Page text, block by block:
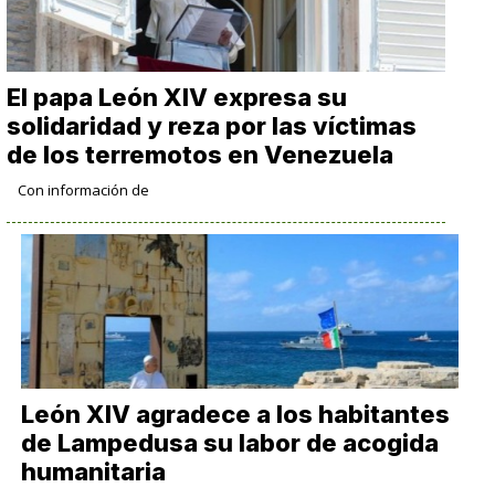
​​El papa León XIV expresa su
solidaridad y reza por las víctimas
de los terremotos en Venezuela
Con información de
León XIV agradece a los habitantes
de Lampedusa su labor de acogida
humanitaria